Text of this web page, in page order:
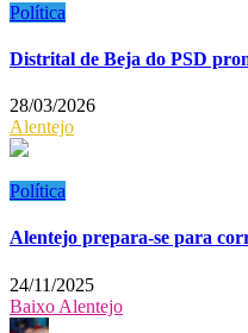
Política
Distrital de Beja do PSD
28/03/2026
Alentejo
Política
Alentejo prepara-se para
24/11/2025
Baixo Alentejo